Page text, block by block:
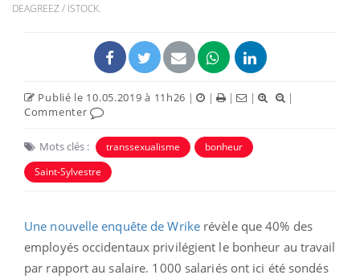
DEAGREEZ / ISTOCK.
Publié le 10.05.2019 à 11h26 | | | |
|
Commenter
Mots clés : transsexualisme
bonheur
Saint-Sylvestre
Une nouvelle enquête de Wrikerévèle que 40% des
employés occidentaux privilégient le bonheur au travail
par rapport au salaire. 1000 salariés ont ici été sondés